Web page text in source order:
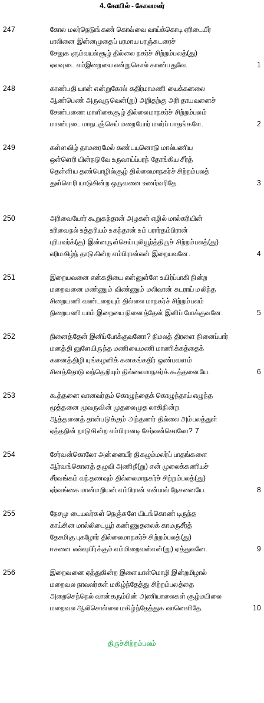
4. கோயில் - கோலமலர்
247
கோல மலர்நெடுங்கண் கொவ்வை வாய்க்கொடி ஏரிடையீர்
பாலினை இன்னமுதைப் பரமாய பரஞ்சுடரைச்
சேலுக ளும்வயல்சூழ் தில்லை நகர்ச் சிற்றம்பலத்(து)
ஏலவுடை எம்இறையை என்றுகொல் காண்பதுவே.
1
248
காண்பதி யான் என்றுகோல் கதிர்மாமணி யைக்கனலை
ஆண்பெண் அருவுருவென்(று) அறிதற்கு அரி தாயவனைச்
சேண்பணை மாளிகைசூழ் தில்லைமாநகர்ச் சிற்றம்பலம்
மாண்புடை மாநடஞ்செய் மறையோர் மலர்ப் பாதங்களே.
2
249
கள்ளவிழ் தாமரைமேல் கண்டயனொடு மால்பணிய
ஒள்ளெரி யின்நடுவே உருவாய்ப்பரந் தோங்கிய சீர்த்
தெள்ளிய தண்பொழில்சூழ் தில்லைமாநகர்ச் சிற்றம்பலத்
துள்ளெரி யாடுகின்ற ஒருவனை உணர்வரிதே.
3
250
அரிவையோர் கூறுகந்தான் அழகன் எழில் மால்கரியின்
உரிவைநல் உத்தரியம் உகந்தான் உம் பரார்தம்பிரான்
புரிபவர்க்(கு) இன்னருள்செய் புலியூர்த்திருச் சிற்றம்பலத்(து)
எரிமகிழ்ந் தாடுகின்ற எம்பிரான்என் இறையவனே.
4
251
இறையவனை என்கதியை என்னுள்ளே உயிர்ப்பாகி நின்ற
மறைவனை மண்ணும் விண்ணும் மலிவான் சுடராய் மலிந்த
சிறையணி வண்டறையும் தில்லை மாநகர்ச் சிற்றம்பலம்
நிறையணி யாம் இறையை நினைத்தேன் இனிப் போக்குவனே.
5
252
நினைத்தேன் இனிப்போக்குவனோ? நிமலத் திரளை நினைப்பார்
மனத்தி னுளேயிருந்த மணியைமணி மாணிக்கத்தைக்
கனைத்திழி யுங்கழனிக் கனகங்கதிர் ஒண்பவளம்
சினத்தோடு வந்தெறியும் தில்லைமாநகர்க் கூத்தனையே.
6
253
கூத்தனை வானவர்தம் கொழுந்தைக் கொழுந்தாய் எழுந்த
மூத்தனை மூவருவின் முதலைமுத லாகிநின்ற
ஆத்தனைத் தான்படுக்கும் அந்தணர் தில்லை அம்பலத்துள்
ஏத்தநின் றாடுகின்ற எம்பிரானடி சேர்வன்கொலோ? 7
254
சேர்வன்கொலோ அன்னையீர் திகழும்மலர்ப் பாதங்களை
ஆர்வங்கொளத் தழுவி அணிநீ(று) என் முலைக்கணியச்
சீர்வங்கம் வந்தணவும் தில்லைமாநகர்ச் சிற்றம்பலத்(து)
ஏர்வங்கை மான்மறியன் எம்பிரான் என்பால் நேசனையே.
8
255
நேசமு டையவர்கள் நெஞ்சுளே யிடங்கொண் டிருந்த
காய்சின மால்லிடையூர் கண்ணுதலைக் காமருசீர்த்
தேசமிகு புகழோர் தில்லைமாநகர்ச் சிற்றம்பலத்(து)
ஈசனை எவ்வுயிர்க்கும் எம்மிறைவன்என்(று) ஏத்துவனே.
9
256
இறைவனை ஏத்துகின்ற இளையாள்மொழி இன்றமிழால்
மறைவல நாவலர்கள் மகிழ்ந்தேத்து சிற்றம்பலத்தை
அறைசெந்நெல் வான்கரும்பின் அணியாலைகள் சூழ்மயிலை
மறைவல ஆலிசொல்லை மகிழ்ந்தேத்துக வானெளிதே.
10
திருச்சிற்றம்பலம்